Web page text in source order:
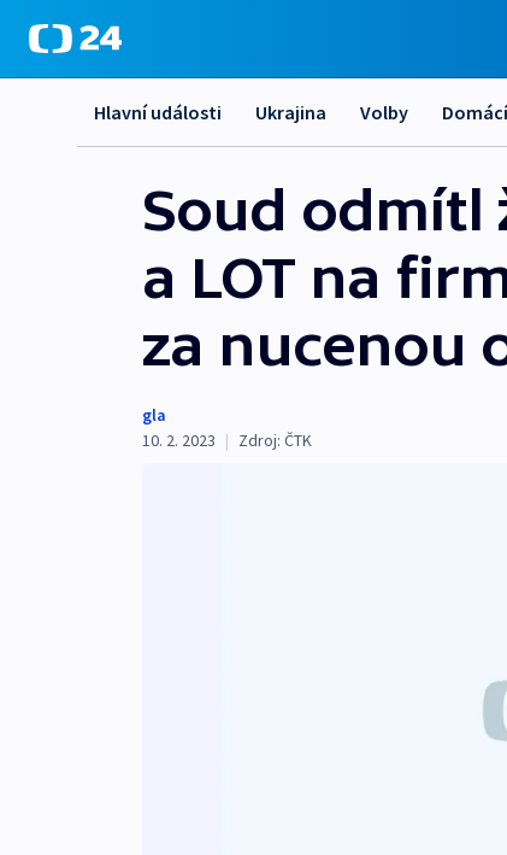
Hlavní události Ukrajina Volby Domácí
Soud odmítl
a LOT na
za nucenou
gla
10. 2. 2023 | Zdroj: ČTK